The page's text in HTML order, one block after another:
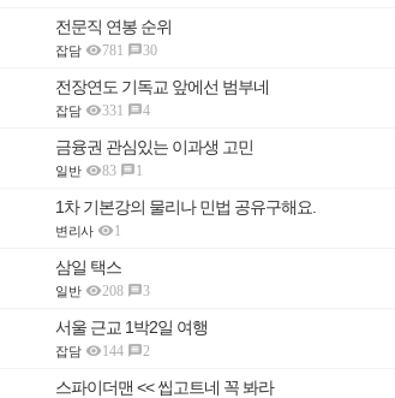
전문직 연봉 순위
잡담 781 30
전장연도 기독교 앞에선 범부네
잡담 331 4
금융권 관심있는 이과생 고민
일반 83 1
1차 기본강의 물리나 민법 공유구해요.
변리사 1
삼일 택스
일반 208 3
서울 근교 1박2일 여행
잡담 144 2
스파이더맨 << 씹고트네 꼭 봐라